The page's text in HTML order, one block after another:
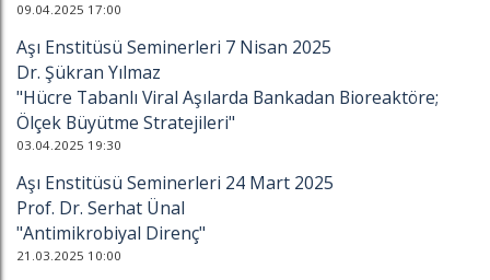
09.04.2025 17:00
Aşı Enstitüsü Seminerleri 7 Nisan 2025
Dr. Şükran Yılmaz
"Hücre Tabanlı Viral Aşılarda Bankadan Bioreaktöre;
Ölçek Büyütme Stratejileri"
03.04.2025 19:30
Aşı Enstitüsü Seminerleri 24 Mart 2025
Prof. Dr. Serhat Ünal
"Antimikrobiyal Direnç"
21.03.2025 10:00